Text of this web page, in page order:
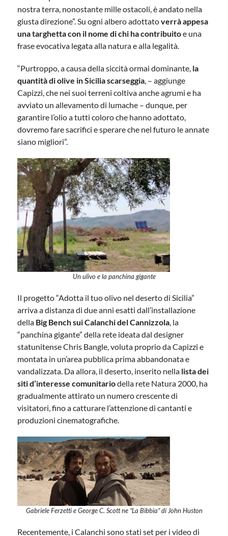
nostra terra, nonostante mille ostacoli, è andato nella
giusta direzione”. Su ogni albero adottatoverrà appesa
una targhetta con il nome di chi ha contribuitoe una
frase evocativa legata alla natura e alla legalità.
“Purtroppo, a causa della siccità ormai dominante, la
quantità di olive in Sicilia scarseggia, – aggiunge
Capizzi, che nei suoi terreni coltiva anche agrumi e ha
avviato un allevamento di lumache – dunque, per
garantire l’olio a tutti coloro che hanno adottato,
dovremo fare sacrifici e sperare che nel futuro le annate
siano migliori”.
Un ulivo e la panchina gigante
Il progetto “Adotta il tuo olivo nel deserto di Sicilia”
arriva a distanza di due anni esatti dall’installazione
della Big Bench sui Calanchi del Cannizzola, la
“panchina gigante” della rete ideata dal designer
statunitense Chris Bangle, voluta proprio da Capizzi e
montata in un’area pubblica prima abbandonata e
vandalizzata. Da allora, il deserto, inserito nella lista dei
siti d’interesse comunitariodella rete Natura 2000, ha
gradualmente attirato un numero crescente di
visitatori, fino a catturare l’attenzione di cantanti e
produzioni cinematografiche.
Gabriele Ferzetti e George C. Scott ne “La Bibbia” di John Huston
Recentemente, i Calanchi sono stati set per i video di